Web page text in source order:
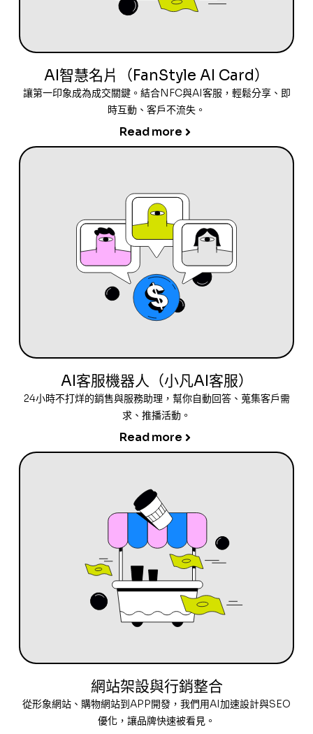
AI智慧名片（FanStyle AI Card）
讓第一印象成為成交關鍵。結合NFC與AI客服，輕鬆分享、即
時互動、客戶不流失。
Read more
AI客服機器人（小凡AI客服）
24小時不打烊的銷售與服務助理，幫你自動回答、蒐集客戶需
求、推播活動。
Read more
網站架設與行銷整合
從形象網站、購物網站到APP開發，我們用AI加速設計與SEO
優化，讓品牌快速被看見。